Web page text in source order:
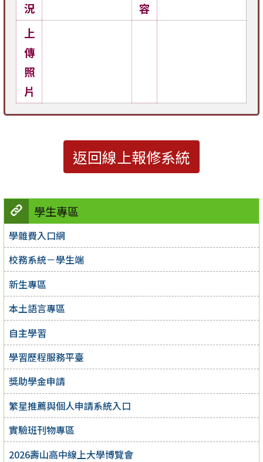
學生專區
學雜費入口網
校務系統－學生端
新生專區
本土語言專區
自主學習
學習歷程服務平臺
獎助學金申請
繁星推薦與個人申請系統入口
實驗班刊物專區
2026壽山高中線上大學博覽會
況
容
上
傳
照
片
返回線上報修系統